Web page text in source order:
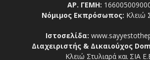
ΑΡ. ΓΕΜΗ:
Νόμιμος Εκπρόσωπος: Κλειώ
Ιστοσελίδα:
Διαχειριστής & Δικαιούχος
Κλειώ Στυλιαρά και ΣΙΑ